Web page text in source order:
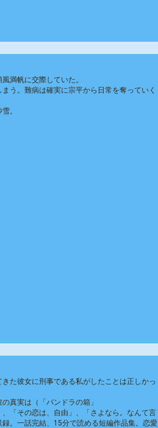
満帆に交際していた。
う。難病は確実に宗平から日常を奪っていく
。
た彼女に刑事である私がしたことは正しかっ
真実は（「パンドラの箱」
「その恋は、自由」、「さよなら。なんて言
。一話完結、15分で読める短編作品集。恋愛